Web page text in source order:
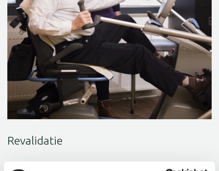
Revalidatie
In Wiekendael leert u tijdens uw revalidatie nieuwe